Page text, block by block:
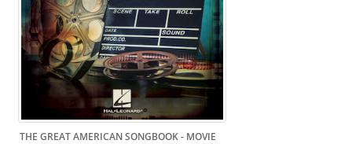
THE GREAT AMERICAN SONGBOOK - MOVIE